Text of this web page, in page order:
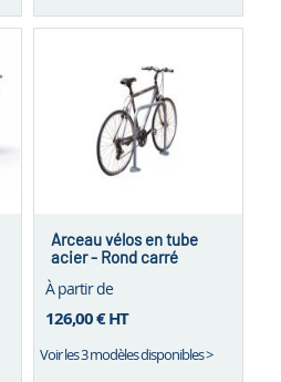
Arceau vélos en tube
acier - Rond carré
À partir de
126,00 €HT
Voir les 3 modèles disponibles >